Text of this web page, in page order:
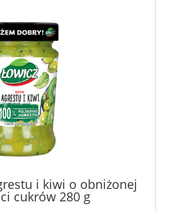
i kiwi o obniżonej
cukrów 280 g